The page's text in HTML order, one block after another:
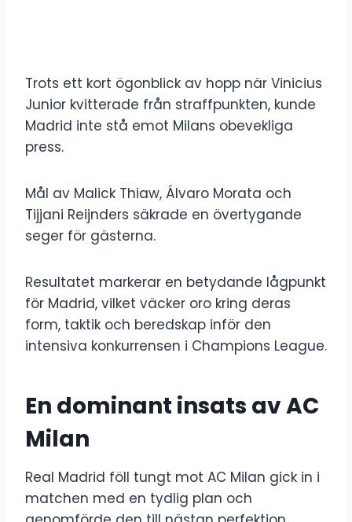
Trots ett kort ögonblick av hopp när Vinicius
Junior kvitterade från straffpunkten, kunde
Madrid inte stå emot Milans obevekliga
press.
Mål av Malick Thiaw, Álvaro Morata och
Tijjani Reijnders säkrade en övertygande
seger för gästerna.
Resultatet markerar en betydande lågpunkt
för Madrid, vilket väcker oro kring deras
form, taktik och beredskap inför den
intensiva konkurrensen i Champions League.
En dominant insats av AC
Milan
Real Madrid föll tungt mot AC Milan gick in i
matchen med en tydlig plan och